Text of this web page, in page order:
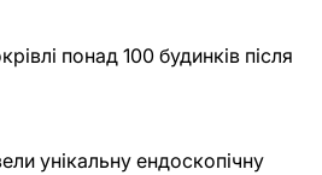
понад 100 будинків після
унікальну ендоскопічну